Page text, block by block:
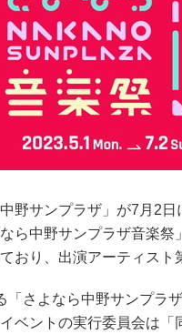
野サンプラザ」が7月2
ら中野サンプラザ音楽
おり、出演アーティスト
「さよなら中野サンプラ
ベントの実行委員会は